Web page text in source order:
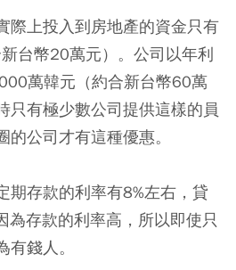
際上投入到房地產的資金只有
台幣20萬元）。公司以年利
萬韓元（約合新台幣60萬
只有極少數公司提供這樣的員
公司才有這種優惠。
期存款的利率有8%左右，貸
為存款的利率高，所以即使只
錢人。